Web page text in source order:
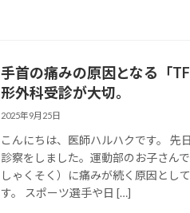
手首の痛みの原因となる「
形外科受診が大切。
2025年9月25日
こんにちは、医師ハルハクです。 先
診察をしました。運動部のお子さん
しゃくそく）に痛みが続く原因とし
す。 スポーツ選手や日 […]